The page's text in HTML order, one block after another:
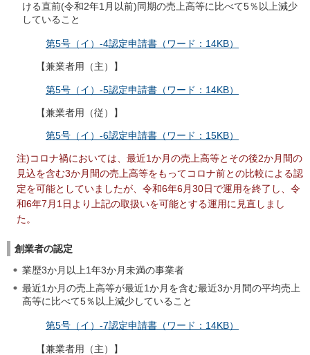
ける直前(令和2年1月以前)同期の売上高等に比べて5％以上減少
していること
第5号（イ）-4認定申請書（ワード：14KB）
【兼業者用（主）】
第5号（イ）-5認定申請書（ワード：14KB）
【兼業者用（従）】
第5号（イ）-6認定申請書（ワード：15KB）
注)コロナ禍においては、最近1か月の売上高等とその後2か月間の
見込を含む3か月間の売上高等をもってコロナ前との比較による認
定を可能としていましたが、令和6年6月30日で運用を終了し、令
和6年7月1日より上記の取扱いを可能とする運用に見直しまし
た。
創業者の認定
業歴3か月以上1年3か月未満の事業者
最近1か月の売上高等が最近1か月を含む最近3か月間の平均売上
高等に比べて5％以上減少していること
第5号（イ）-7認定申請書（ワード：14KB）
【兼業者用（主）】